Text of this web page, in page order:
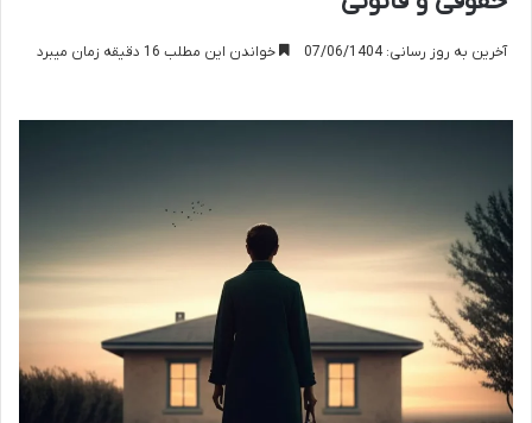
آخرین به روز رسانی: 07/06/1404 خواندن این مطلب 16 دقیقه زمان میبرد